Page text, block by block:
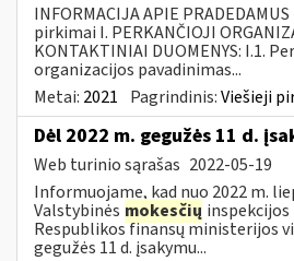
INFORMACIJA APIE
pirkimai I. PERKANČIOJI
KONTAKTINIAI DUOMENYS: I.1.
organizacijos pavadinimas...
Metai: 2021 Pagrindinis:Viešieji
Dėl 2022 m. gegužės 11 d.
Web turinio sąrašas 2022-05-19
Informuojame, kad nuo 2022 m.
Valstybinės mokesčių
Respublikos finansų ministerijos
gegužės 11 d. įsakymu...